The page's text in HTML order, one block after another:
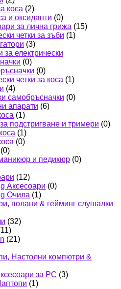
коса (2)
и оксиданти (0)
за лична грижа (15)
четки за зъби (1)
(3)
за електрически
(0)
(0)
четки за коса (1)
(4)
самобръсначки (0)
апарати (6)
(1)
подстригване и тримери (0)
(1)
(0)
(0)
и педикюр (0)
(12)
Аксесоари (0)
Очила (1)
волани & гейминг слушалки
(32)
(21)
Настолни компютри &
за PC (3)
(1)